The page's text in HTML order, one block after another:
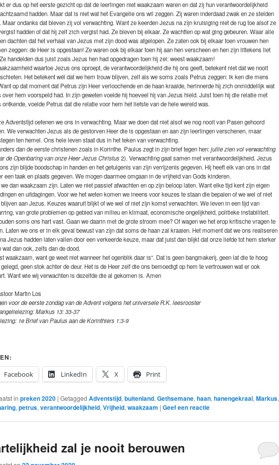
er dus op het eerste gezicht op dat de leerlingen niet waakzaam waren en dat zij hun verantwoordelijkheid
hadden. Maar dat is niet wat het Evangelie ons wil zeggen. Zij waren inderdaad zwak en ze stelden
Maar ondanks dat bleven zij vol verwachting. Want ze keerden Jezus na zijn kruisiging niet de rug toe alsof ze
hadden of dat hij zelf zich vergist had. Ze bleven bij elkaar. Ze wachtten op wat ging gebeuren. Waar alle
dachten dat het verhaal van Jezus met zijn dood was afgelopen. Ze zaten ook bij elkaar toen vrouwen hen
zeggen: de Heer is opgestaan! Ze waren ook bij elkaar toen hij aan hen verscheen en hen zijn littekens liet
handelden dus juist zoals Jezus hen had opgedragen toen hij zei: weest waakzaam!
waartoe Jezus ons oproept, de verantwoordelijkheid die hij ons geeft, betekent niet dat we nooit
Het betekent wél dat we hem trouw blijven, zelf als we soms zoals Petrus zeggen: ik ken die mens
op dat moment dat Petrus zijn Heer verloochende en de haan kraaide, herinnerde hij zich onmiddellijk wat
over hem voorspeld had. In zijn geweten voelde hij hoeveel hij van Jezus hield. Juist toen hij die relatie met
ontkende, voelde Petrus dat die relatie voor hem het liefste van de hele wereld was.
Adventstijd oefenen we ons in verwachting. Maar we doen dat niet alsof we nog nooit van Pasen gehoord
We verwachten Jezus als de gestorven Heer die is opgestaan en aan zijn leerlingen verschenen, maar
ten hemel. Ons hele leven staat dus in het teken van verwachting.
dan de eerste christenen zoals in Korinthe. Paulus zegt in zijn brief tegen hen:jullie zien vol verwachting
de Openbaring van onze Heer Jezus Christus2). Verwachting gaat samen met verantwoordelijkheid. Jezus
zijn blijde boodschap in handen en het getuigenis van zijn verrijzenis gegeven. Hij heeft elk van ons in dat
een taak en plaats gegeven. We mogen daarmee omgaan in de vrijheid van Gods kinderen.
we dan waakzaam zijn. Laten we niet passief afwachten en op zijn beloop laten. Want elke tijd kent zijn eigen
en uitdagingen. Voor we het weten komen we ineens voor keuzes te staan die bepalen of we wel of niet
aan Jezus. Keuzes waaruit blijkt of we wel of niet zijn komst verwachten. We leven in een tijd van
van grote problemen op gebied van milieu en klimaat, economische ongelijkheid, politieke instabiliteit.
soms ons hart vast. Gaan we daarin met de grote stroom mee? Of wagen we het erop kritische vragen te
Laten we ons er in elk geval bewust van zijn dat soms de haan zal kraaien. Het moment dat we ons realiseren
Jezus hadden laten vallen door een verkeerde keuze, maar dat juist dan blijkt dat onze liefde tot hem sterker
wat dan ook, zelfs dan de dood.
waakzaam, want ge weet niet wanneer het ogenblik daar is”. Dat is geen bangmakerij, geen lat die te hoog
geen stok achter de deur. Het is de Heer zelf die ons bemoedigt op hem te vertrouwen wat er ook
Want wie wij verwachten is dezelfde die al gekomen is. Amen
Martin Los
voor de eerste zondag van de Advent volgens het universele R.K. leesrooster
Markus 13: 33-37
1e Brief van Paulus aan de Korinthiers 1:3-9
Facebook
LinkedIn X Print
in preken 2020 | Getagged Adventstijd, buitenland, Gethsemane, haan, hanengekraai, Markus,
, petrus, verantwoordelijkheid, Vrijheid, waakzaam | Geef een reactie
zal je nooit berouwen